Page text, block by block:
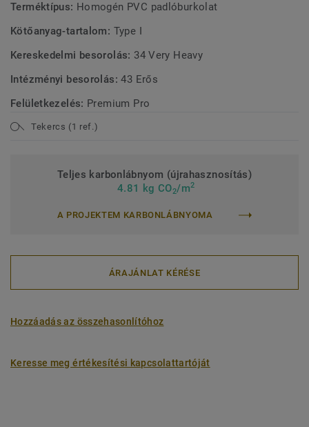
Terméktípus: Homogén PVC padlóburkolat
Kötőanyag-tartalom: Type I
Kereskedelmi besorolás: 34 Very Heavy
Intézményi besorolás:43 Erős
Felületkezelés: Premium Pro
Tekercs (1 ref.)
Teljes karbonlábnyom (újrahasznosítás)
4.81 kg CO2/m2
A PROJEKTEM KARBONLÁBNYOMA
ÁRAJÁNLAT KÉRÉSE
Hozzáadás az összehasonlítóhoz
Keresse meg értékesítési kapcsolattartóját